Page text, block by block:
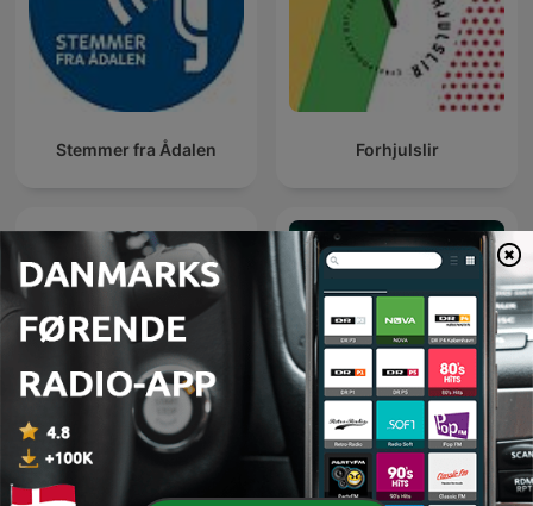
Stemmer fra Ådalen Forhjulslir
Stammplatz – Fußball
News täglich